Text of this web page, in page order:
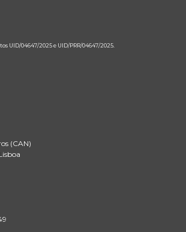
UID/04647/2025 e UID/PRR/04647/2025.
(CAN)